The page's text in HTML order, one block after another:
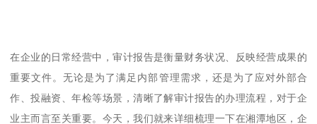
在企业的日常经营中，审计报告是衡量财务状况、反映经营成果的
重要文件。无论是为了满足内部管理需求，还是为了应对外部合
作、投融资、年检等场景，清晰了解审计报告的办理流程，对于企
业主而言至关重要。今天，我们就来详细梳理一下在湘潭地区，企